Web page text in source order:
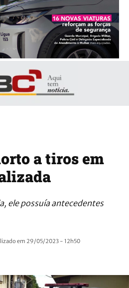
a tiros em
ele possuía antecedentes
em 29/05/2023 - 12h50